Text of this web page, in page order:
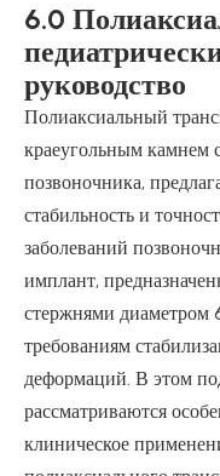
6.0
руководство
Полиаксиальный
краеугольным камнем
позвоночника,
стабильность и
заболеваний
имплант,
стержнями диаметром
требованиям
деформаций. В этом
рассматриваются
клиническое